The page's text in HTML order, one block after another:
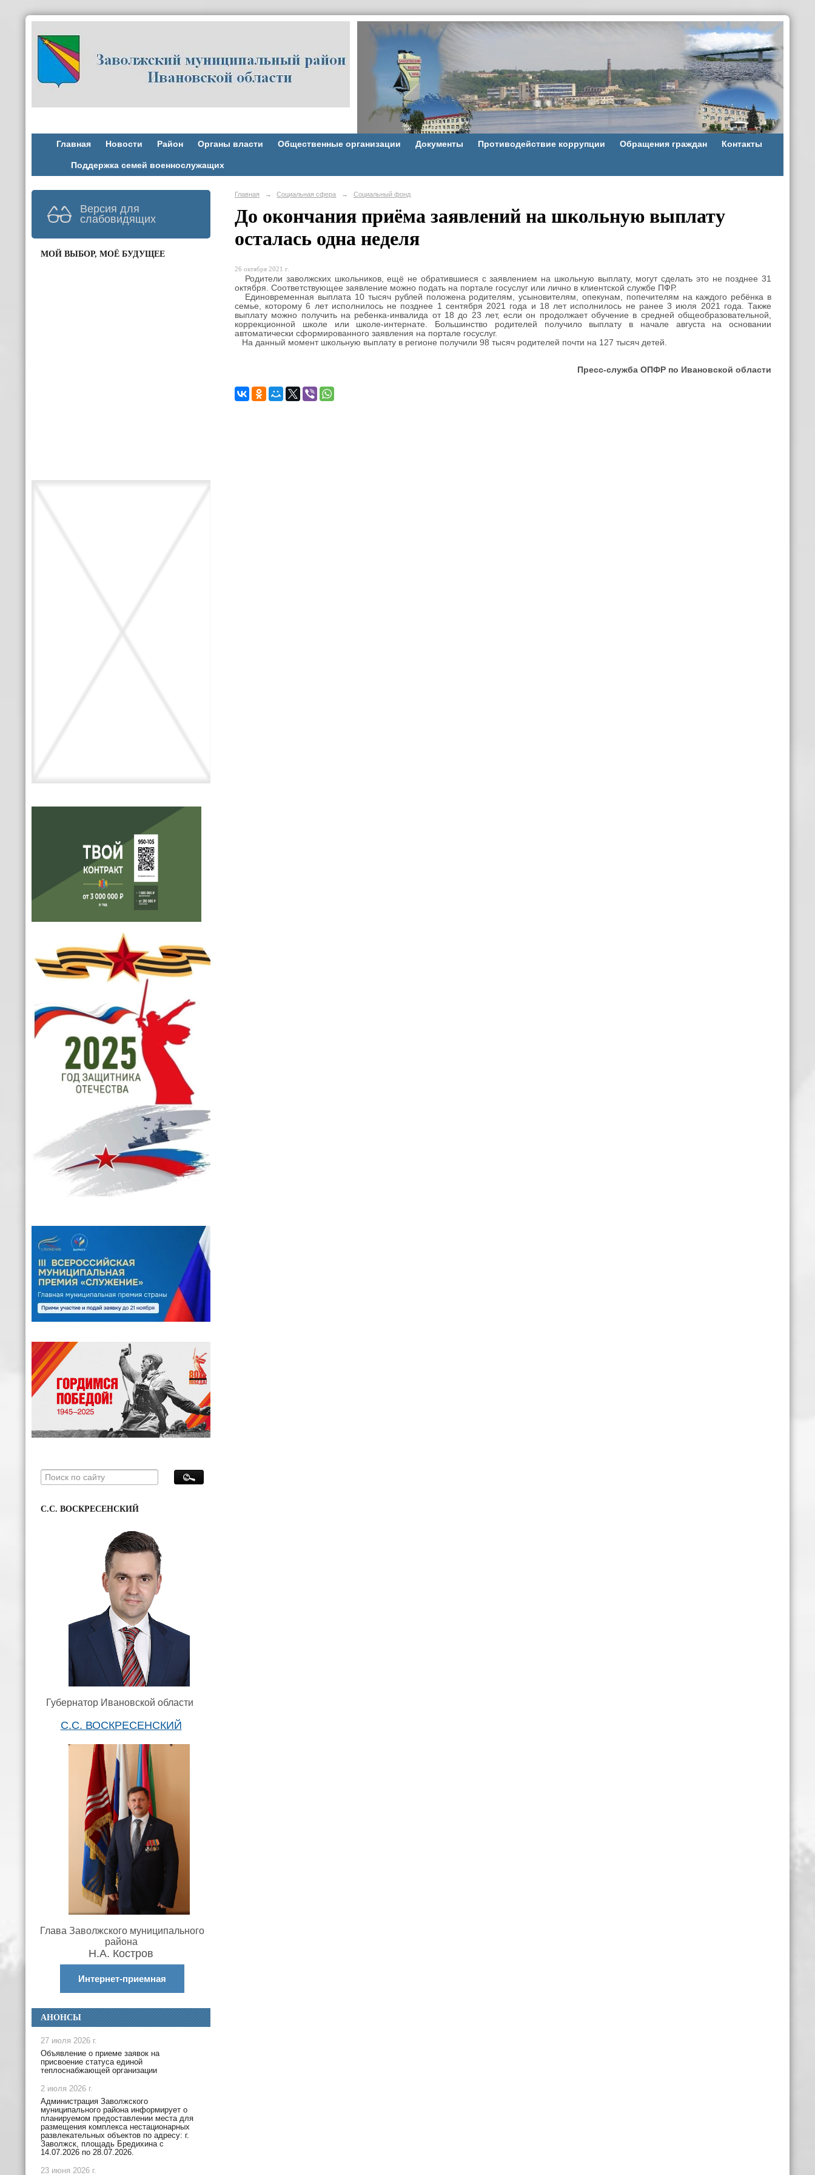
Главная Новости Район Органы власти Общественные организации Документы Противодействие коррупции Обращения граждан Контакты
Поддержка семей военнослужащих
Версия для
слабовидящих
МОЙ ВЫБОР, МОЁ БУДУЩЕЕ
С.С. ВОСКРЕСЕНСКИЙ
Губернатор Ивановской области
С.С. ВОСКРЕСЕНСКИЙ
Глава Заволжского муниципального
района
Н.А. Костров
Интернет-приемная
АНОНСЫ
27 июля 2026 г.
Объявление о приеме заявок на
присвоение статуса единой
теплоснабжающей организации
2 июля 2026 г.
Администрация Заволжского
муниципального района информирует о
планируемом предоставлении места для
размещения комплекса нестационарных
развлекательных объектов по адресу: г.
Заволжск, площадь Бредихина с
14.07.2026 по 28.07.2026.
23 июня 2026 г.
Главная → Социальная сфера → Социальный фонд
До окончания приёма заявлений на школьную выплату
осталась одна неделя
26 октября 2021 г.
Родители заволжских школьников, ещё не обратившиеся с заявлением на школьную выплату, могут сделать это не позднее 31
октября. Соответствующее заявление можно подать на портале госуслуг или лично в клиентской службе ПФР.
Единовременная выплата 10 тысяч рублей положена родителям, усыновителям, опекунам, попечителям на каждого ребёнка в
семье, которому 6 лет исполнилось не позднее 1 сентября 2021 года и 18 лет исполнилось не ранее 3 июля 2021 года. Также
выплату можно получить на ребенка-инвалида от 18 до 23 лет, если он продолжает обучение в средней общеобразовательной,
коррекционной школе или школе-интернате. Большинство родителей получило выплату в начале августа на основании
автоматически сформированного заявления на портале госуслуг.
На данный момент школьную выплату в регионе получили 98 тысяч родителей почти на 127 тысяч детей.
Пресс-служба ОПФР по Ивановской области